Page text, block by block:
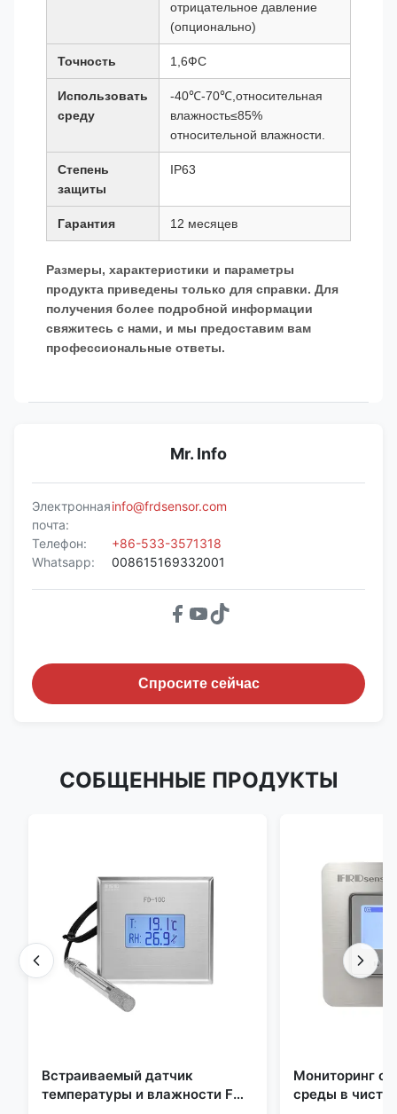
отрицательное давление
(опционально)
Точность 1,6ФС
Использовать
среду
-40℃-70℃,относительная
влажность≤85%
относительной влажности.
Степень
защиты
IP63
Гарантия 12 месяцев
Размеры, характеристики и параметры
продукта приведены только для справки. Для
получения более подробной информации
свяжитесь с нами, и мы предоставим вам
профессиональные ответы.
Mr. Info
Электронная
почта:
info@frdsensor.com
Телефон:
+86-533-3571318
Whatsapp:
008615169332001
Спросите сейчас
СОБЩЕННЫЕ ПРОДУКТЫ
Встраиваемый датчик
температуры и влажности FD-
Мониторинг
среды в